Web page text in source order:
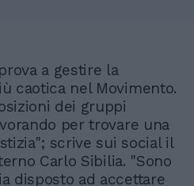
a gestire la
caotica nel Movimento.
dei gruppi
per trovare una
scrive sui social il
Carlo Sibilia. "Sono
disposto ad accettare